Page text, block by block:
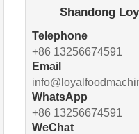
Shandong
Telephone
+86 13256674591
Email
WhatsApp
+86 13256674591
WeChat